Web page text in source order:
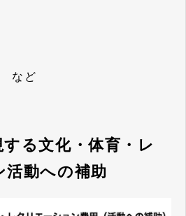
など
る文化・体育・レ
活動への補助